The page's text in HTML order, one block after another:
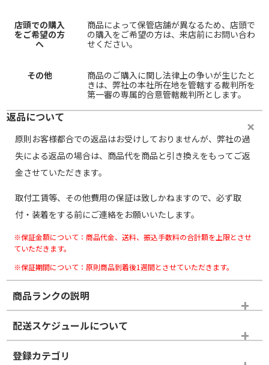
店頭での購入
をご希望の方
へ
商品によって保管店舗が異なるため、店頭で
の購入をご希望の方は、来店前にお問い合わ
せください。
その他
商品のご購入に関し法律上の争いが生じたと
きは、弊社の本社所在地を管轄する裁判所を
第一審の専属的合意管轄裁判所とします。
返品について
原則お客様都合での返品はお受けしておりませんが、弊社の過
失による返品の場合は、商品代を商品と引き換えをもってご返
金させていただきます。
取付工賃等、その他費用の保証は致しかねますので、必ず取
付・装着をする前にご連絡をお願いいたします。
※保証金額について：商品代金、送料、振込手数料の合計額を上限とさせ
ていただきます。
※保証期間について：原則商品到着後1週間とさせていただきます。
商品ランクの説明
※商品ランクは出品者の主観により判断しておりますので、あら
かじめご了承ください。
ホイールランク
配送スケジュールについて
登録カテゴリ